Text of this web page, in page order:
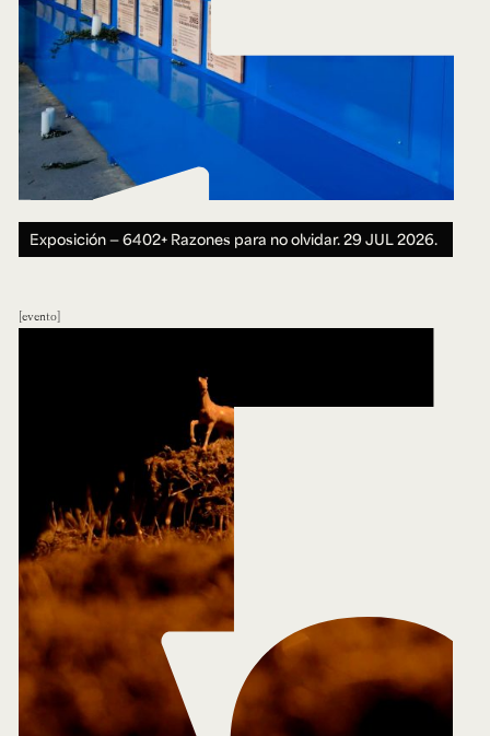
Exposición — 6402+ Razones para no olvidar.29 JUL 2026.
evento